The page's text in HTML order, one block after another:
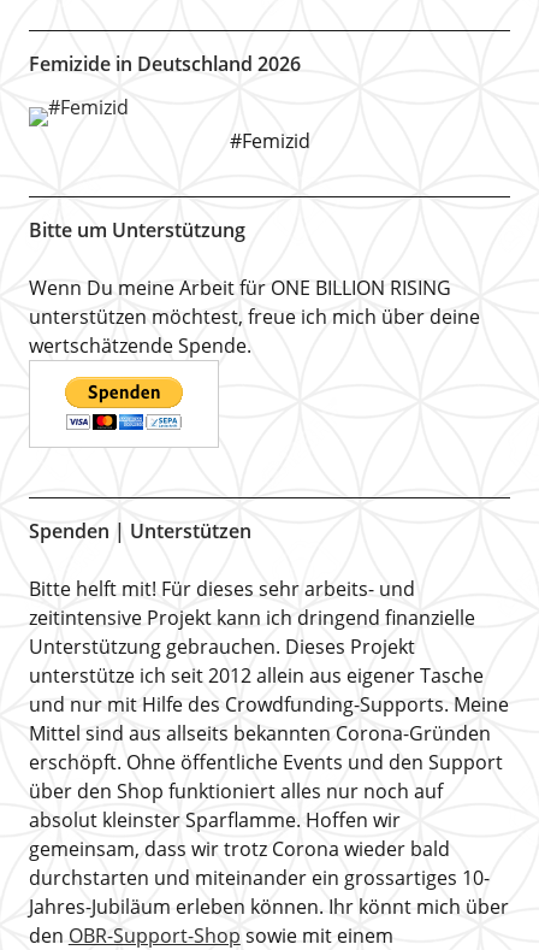
Femizide in Deutschland 2026
#Femizid
Bitte um Unterstützung
Wenn Du meine Arbeit für ONE BILLION RISING
unterstützen möchtest, freue ich mich über deine
wertschätzende Spende.
Spenden | Unterstützen
Bitte helft mit! Für dieses sehr arbeits- und
zeitintensive Projekt kann ich dringend finanzielle
Unterstützung gebrauchen. Dieses Projekt
unterstütze ich seit 2012 allein aus eigener Tasche
und nur mit Hilfe des Crowdfunding-Supports. Meine
Mittel sind aus allseits bekannten Corona-Gründen
erschöpft. Ohne öffentliche Events und den Support
über den Shop funktioniert alles nur noch auf
absolut kleinster Sparflamme. Hoffen wir
gemeinsam, dass wir trotz Corona wieder bald
durchstarten und miteinander ein grossartiges 10-
Jahres-Jubiläum erleben können. Ihr könnt mich über
den OBR-Support-Shop sowie mit einem